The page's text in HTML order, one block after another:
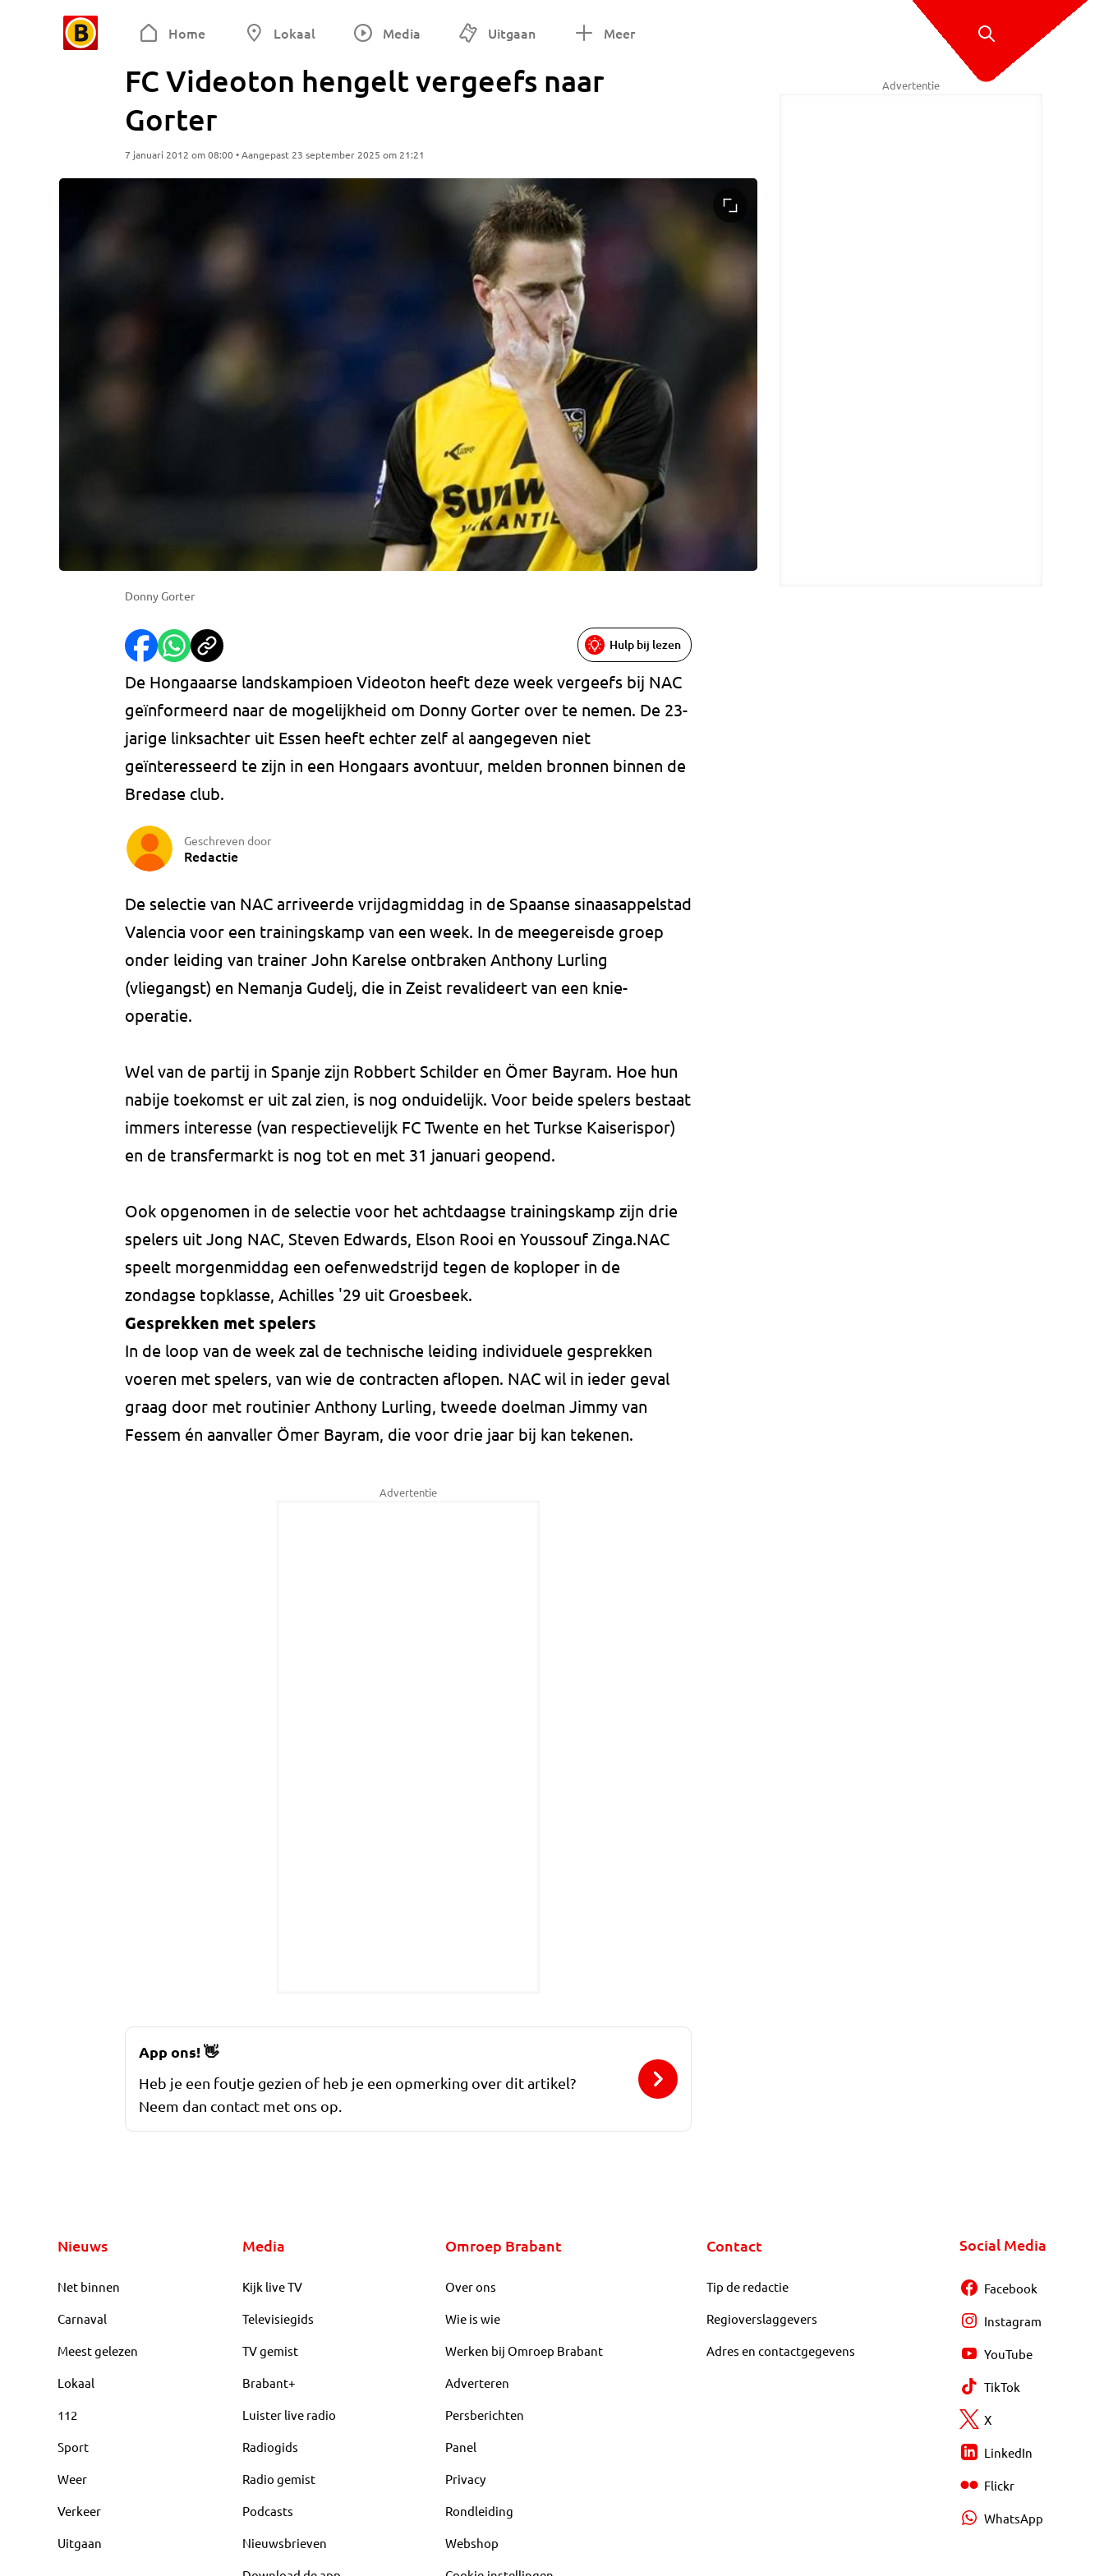
Home Lokaal Media Uitgaan Meer
FC Videoton hengelt vergeefs naar
Gorter
7 januari 2012 om 08:00 • Aangepast 23 september 2025 om 21:21
Donny Gorter
Hulp bij lezen
De Hongaaarse landskampioen Videoton heeft deze week vergeefs bij NAC
geïnformeerd naar de mogelijkheid om Donny Gorter over te nemen. De 23-
jarige linksachter uit Essen heeft echter zelf al aangegeven niet
geïnteresseerd te zijn in een Hongaars avontuur, melden bronnen binnen de
Bredase club.
Geschreven door
Redactie
De selectie van NAC arriveerde vrijdagmiddag in de Spaanse sinaasappelstad
Valencia voor een trainingskamp van een week. In de meegereisde groep
onder leiding van trainer John Karelse ontbraken Anthony Lurling
(vliegangst) en Nemanja Gudelj, die in Zeist revalideert van een knie-
operatie.
Wel van de partij in Spanje zijn Robbert Schilder en Ömer Bayram. Hoe hun
nabije toekomst er uit zal zien, is nog onduidelijk. Voor beide spelers bestaat
immers interesse (van respectievelijk FC Twente en het Turkse Kaiserispor)
en de transfermarkt is nog tot en met 31 januari geopend.
Ook opgenomen in de selectie voor het achtdaagse trainingskamp zijn drie
spelers uit Jong NAC, Steven Edwards, Elson Rooi en Youssouf Zinga.NAC
speelt morgenmiddag een oefenwedstrijd tegen de koploper in de
zondagse topklasse, Achilles '29 uit Groesbeek.
Gesprekken met spelers
In de loop van de week zal de technische leiding individuele gesprekken
voeren met spelers, van wie de contracten aflopen. NAC wil in ieder geval
graag door met routinier Anthony Lurling, tweede doelman Jimmy van
Fessem én aanvaller Ömer Bayram, die voor drie jaar bij kan tekenen.
Advertentie
Advertentie
App ons!👋
Heb je een foutje gezien of heb je een opmerking over dit artikel?
Neem dan contact met ons op.
Nieuws
Net binnen
Carnaval
Meest gelezen
Lokaal
112
Sport
Weer
Verkeer
Uitgaan
Media
Kijk live TV
Televisiegids
TV gemist
Brabant+
Luister live radio
Radiogids
Radio gemist
Podcasts
Nieuwsbrieven
Omroep Brabant
Over ons
Wie is wie
Werken bij Omroep Brabant
Adverteren
Persberichten
Panel
Privacy
Rondleiding
Webshop
Contact
Tip de redactie
Regioverslaggevers
Adres en contactgegevens
Social Media
Facebook
Instagram
YouTube
TikTok
X
LinkedIn
Flickr
WhatsApp